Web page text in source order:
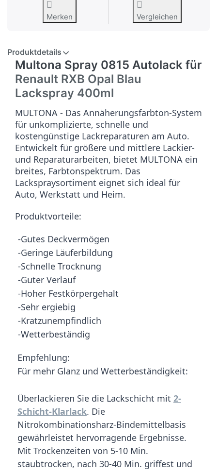
Merken Vergleichen
Produktdetails
Multona Spray 0815 Autolack für
Renault RXB Opal Blau
Lackspray 400ml
MULTONA - Das Annäherungsfarbton-System
für unkomplizierte, schnelle und
kostengünstige Lackreparaturen am Auto.
Entwickelt für größere und mittlere Lackier-
und Reparaturarbeiten, bietet MULTONA ein
breites, Farbtonspektrum. Das
Lackspraysortiment eignet sich ideal für
Auto, Werkstatt und Heim.
Produktvorteile:
-Gutes Deckvermögen
-Geringe Läuferbildung
-Schnelle Trocknung
-Guter Verlauf
-Hoher Festkörpergehalt
-Sehr ergiebig
-Kratzunempfindlich
-Wetterbeständig
Empfehlung:
Für mehr Glanz und Wetterbeständigkeit:
Überlackieren Sie die Lackschicht mit 2-
Schicht-Klarlack. Die
Nitrokombinationsharz-Bindemittelbasis
gewährleistet hervorragende Ergebnisse.
Mit Trockenzeiten von 5-10 Min.
staubtrocken, nach 30-40 Min. griffest und